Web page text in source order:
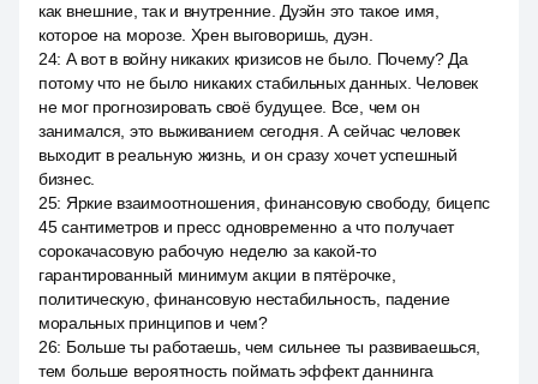
как внешние, так и внутренние. Дуэйн это такое имя,
которое на морозе. Хрен выговоришь, дуэн.
24: А вот в войну никаких кризисов не было. Почему? Да
потому что не было никаких стабильных данных. Человек
не мог прогнозировать своё будущее. Все, чем он
занимался, это выживанием сегодня. А сейчас человек
выходит в реальную жизнь, и он сразу хочет успешный
бизнес.
25: Яркие взаимоотношения, финансовую свободу, бицепс
45 сантиметров и пресс одновременно а что получает
сорокачасовую рабочую неделю за какой-то
гарантированный минимум акции в пятёрочке,
политическую, финансовую нестабильность, падение
моральных принципов и чем?
26: Больше ты работаешь, чем сильнее ты развиваешься,
тем больше вероятность поймать эффект даннинга